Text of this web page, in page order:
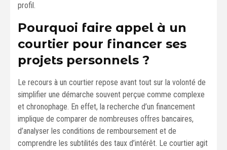
profil.
Pourquoi faire appel à un
courtier pour financer ses
projets personnels ?
Le recours à un courtier repose avant tout sur la volonté de
simplifier une démarche souvent perçue comme complexe
et chronophage. En effet, la recherche d’un financement
implique de comparer de nombreuses offres bancaires,
d’analyser les conditions de remboursement et de
comprendre les subtilités des taux d’intérêt. Le courtier agit